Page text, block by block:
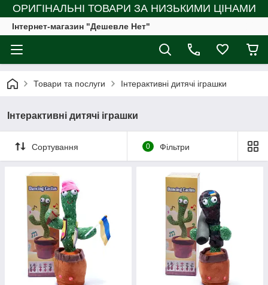
ОРИГІНАЛЬНІ ТОВАРИ ЗА НИЗЬКИМИ ЦІНАМИ
Інтернет-магазин "Дешевле Нет"
Товари та послуги Інтерактивні дитячі іграшки
Інтерактивні дитячі іграшки
Сортування 0 Фільтри